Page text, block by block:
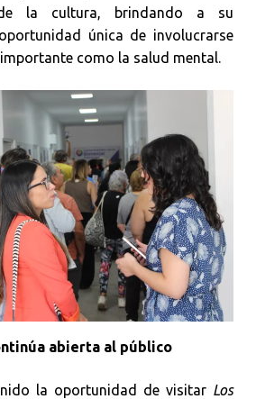
la cultura, brindando a su
única de involucrarse
como la salud mental.
abierta al público
la oportunidad de visitar Los